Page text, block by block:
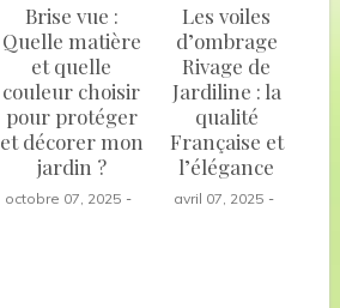
Brise vue :
Quelle matière
et quelle
couleur choisir
pour protéger
et décorer mon
jardin ?
octobre 07, 2025
Les voiles
d’ombrage
Rivage de
Jardiline : la
qualité
Française et
l’élégance
avril 07, 2025